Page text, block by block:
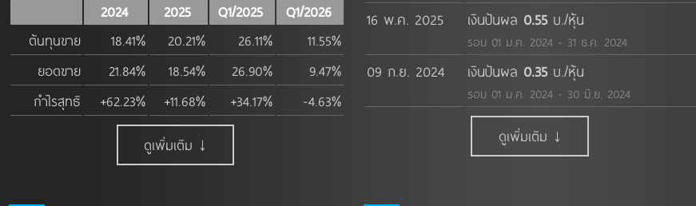
2024 2025 Q1/2025
Q1/2026
ต้นทุนขาย
18.41% 20.21% 26.11%
11.55%
ยอดขาย
21.84% 18.54% 26.90%
9.47%
กำไรสุทธิ
+62.23% +11.68% +34.17% -4.63%
ดูเพิ่มเติม ↓
16 พ.ค. 2025 เงินปันผล 0.55บ./หุ้น
รอบ 01 ม.ค. 2024 - 31 ธ.ค. 2024
09 ก.ย. 2024 เงินปันผล 0.35บ./หุ้น
รอบ 01 ม.ค. 2024 - 30 มิ.ย. 2024
ดูเพิ่มเติม ↓